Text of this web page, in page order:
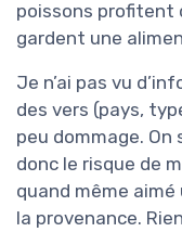
poissons profitent
gardent une
Je n’ai pas vu
des vers (pays,
peu dommage. On
donc le risque de
quand même
la provenance.